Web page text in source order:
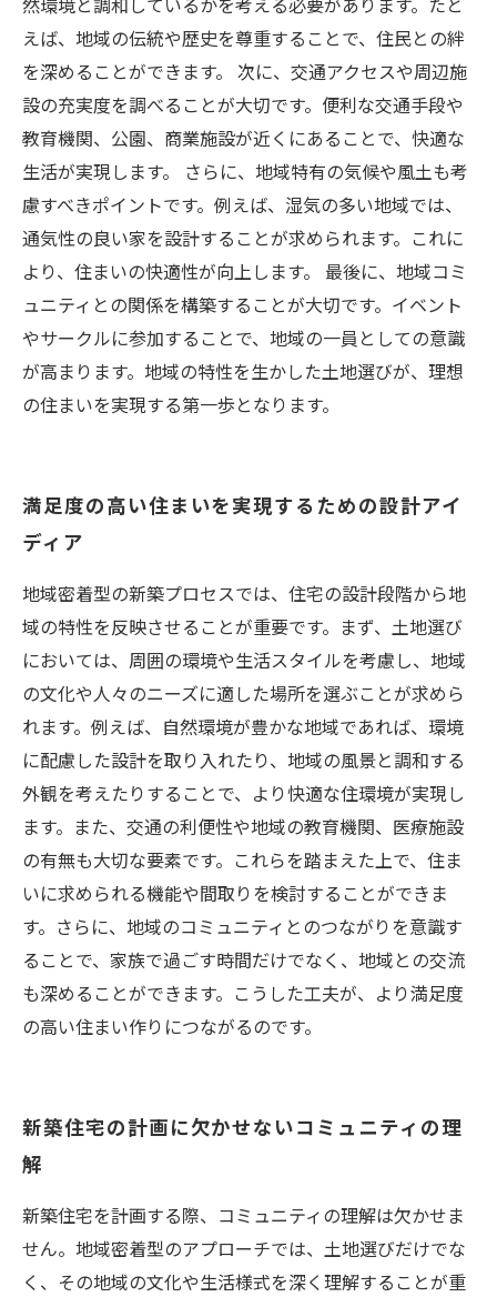
えば、地域の伝統や歴史を尊重することで、住民との絆
を深めることができます。 次に、交通アクセスや周辺施
設の充実度を調べることが大切です。便利な交通手段や
教育機関、公園、商業施設が近くにあることで、快適な
生活が実現します。 さらに、地域特有の気候や風土も考
慮すべきポイントです。例えば、湿気の多い地域では、
通気性の良い家を設計することが求められます。これに
より、住まいの快適性が向上します。 最後に、地域コミ
ュニティとの関係を構築することが大切です。イベント
やサークルに参加することで、地域の一員としての意識
が高まります。地域の特性を生かした土地選びが、理想
の住まいを実現する第一歩となります。
満足度の高い住まいを実現するための設計アイ
ディア
地域密着型の新築プロセスでは、住宅の設計段階から地
域の特性を反映させることが重要です。まず、土地選び
においては、周囲の環境や生活スタイルを考慮し、地域
の文化や人々のニーズに適した場所を選ぶことが求めら
れます。例えば、自然環境が豊かな地域であれば、環境
に配慮した設計を取り入れたり、地域の風景と調和する
外観を考えたりすることで、より快適な住環境が実現し
ます。また、交通の利便性や地域の教育機関、医療施設
の有無も大切な要素です。これらを踏まえた上で、住ま
いに求められる機能や間取りを検討することができま
す。さらに、地域のコミュニティとのつながりを意識す
ることで、家族で過ごす時間だけでなく、地域との交流
も深めることができます。こうした工夫が、より満足度
の高い住まい作りにつながるのです。
新築住宅の計画に欠かせないコミュニティの理
解
新築住宅を計画する際、コミュニティの理解は欠かせま
せん。地域密着型のアプローチでは、土地選びだけでな
く、その地域の文化や生活様式を深く理解することが重